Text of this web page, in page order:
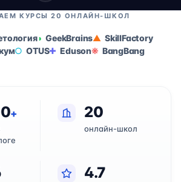
КУРСЫ 20 ОНЛАЙН-ШКОЛ
GeekBrains
SkillFactory
OTUS Eduson BangBang
+ 20
онлайн-школ
4.7